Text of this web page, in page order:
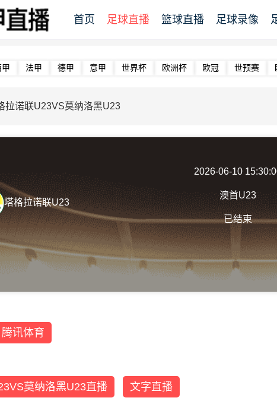
首页 足球直播 篮球直播 足球录像
法甲 德甲 意甲 世界杯 欧洲杯 欧冠 世预赛
拉诺联U23VS莫纳洛黑U23
塔格拉诺联U23
2026-06-10
澳首U23
已结束
腾讯体育
莫纳洛黑U23直播 文字直播